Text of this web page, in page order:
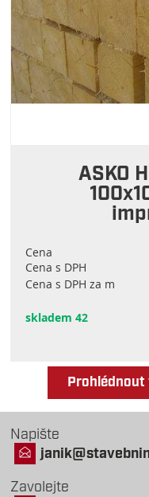
ASKO
Cena
Cena s DPH
Cena s DPH za m
skladem 42
Prohlédnout
Napište
Zavolejte